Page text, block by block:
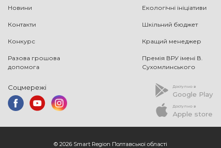
Новини Екологічні ініціативи
Контакти Шкільний бюджет
Конкурс Кращий менеджер
Разова грошова
допомога
Премія ВРУ імені В.
Сухомлинського
Соцмережі Доступно в
Google Play
Доступно в
Apple store
© 2026 Smart Region Полтавської області